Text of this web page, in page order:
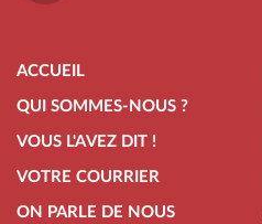
ACCUEIL
QUI SOMMES-NOUS ?
VOUS L'AVEZ DIT !
VOTRE COURRIER
ON PARLE DE NOUS